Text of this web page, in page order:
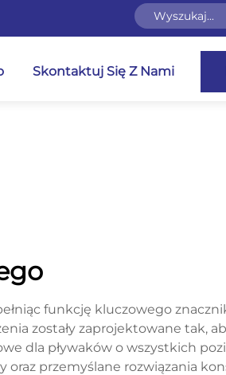
Skontaktuj Się Z Nami
funkcję kluczowego
zostały zaprojektowane tak,
dla pływaków o wszystkich
oraz przemyślane rozwiązania